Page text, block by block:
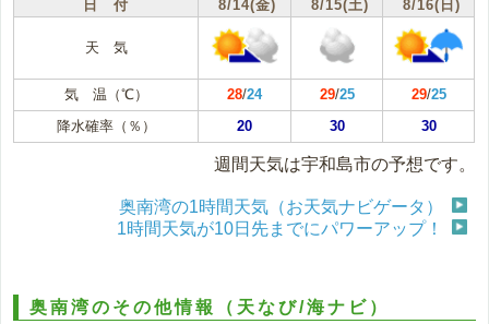
日 付 8/14(金) 8/15(土) 8/16(日)
天 気
気 温（℃） 28/24 29/25 29/25
降水確率（％）
20 30 30
週間天気は宇和島市の予想です。
奥南湾の1時間天気（お天気ナビゲータ）
1時間天気が10日先までにパワーアップ！
奥南湾のその他情報（天なび/海ナビ）